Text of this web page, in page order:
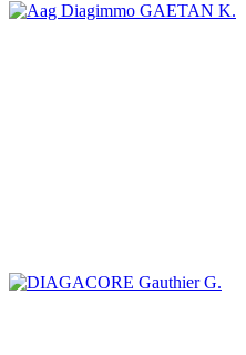
GAETAN K.
Gauthier G.